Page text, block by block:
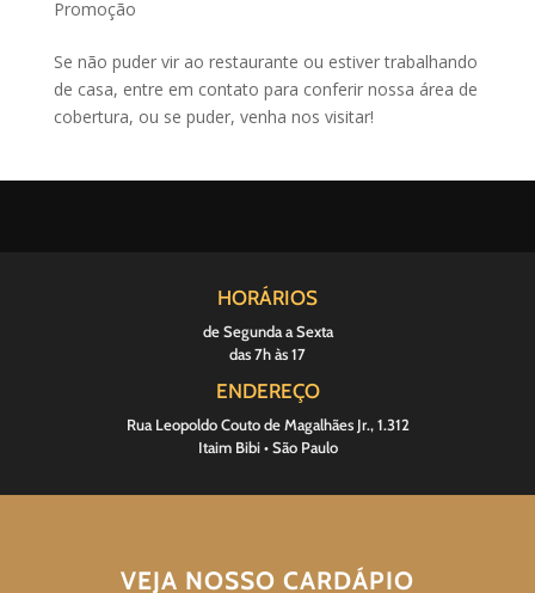
Promoção
Se não puder vir ao restaurante ou estiver trabalhando
de casa, entre em contato para conferir nossa área de
cobertura, ou se puder, venha nos visitar!
HORÁRIOS
de Segunda a Sexta
das 7h às 17
ENDEREÇO
Rua Leopoldo Couto de Magalhães Jr., 1.312
Itaim Bibi • São Paulo
VEJA NOSSO CARDÁPIO